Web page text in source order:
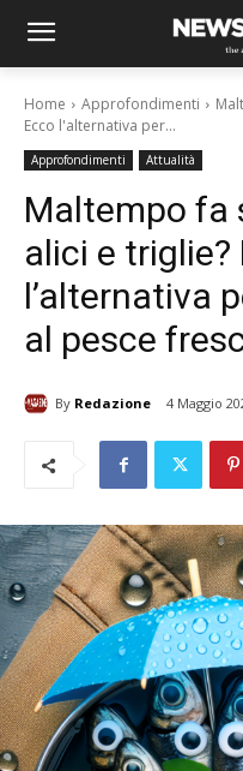
Home Approfondimenti
Ecco l'alternativa per...
Approfondimenti Attualità
Maltempo fa
alici e triglie?
l’alternativa
al pesce
By Redazione 4 Maggio